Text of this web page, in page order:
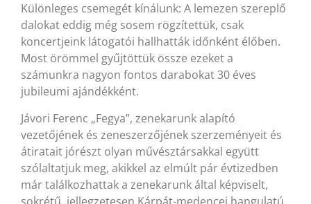
Különleges csemegét kínálunk: A lemezen szereplő
dalokat eddig még sosem rögzítettük, csak
koncertjeink látogatói hallhatták időnként élőben.
Most örömmel gyűjtöttük össze ezeket a
számunkra nagyon fontos darabokat 30 éves
jubileumi ajándékként.
Jávori Ferenc „Fegya”, zenekarunk alapító
vezetőjének és zeneszerzőjének szerzeményeit és
átiratait jórészt olyan művésztársakkal együtt
szólaltatjuk meg, akikkel az elmúlt pár évtizedben
már találkozhattak a zenekarunk által képviselt,